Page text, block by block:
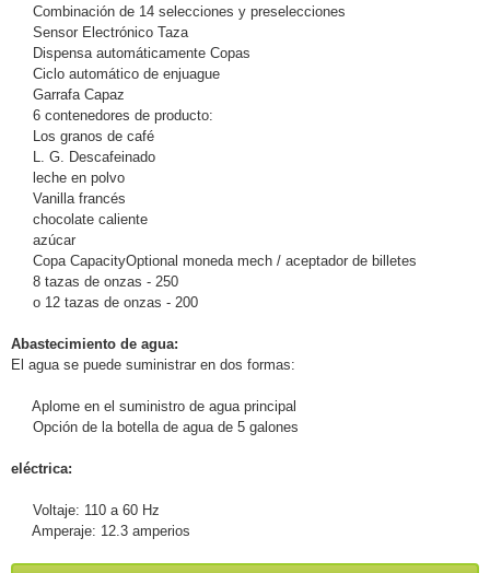
Combinación de 14 selecciones y preselecciones
Sensor Electrónico Taza
Dispensa automáticamente Copas
Ciclo automático de enjuague
Garrafa Capaz
6 contenedores de producto:
Los granos de café
L. G. Descafeinado
leche en polvo
Vanilla francés
chocolate caliente
azúcar
Copa CapacityOptional moneda mech / aceptador de billetes
8 tazas de onzas - 250
o 12 tazas de onzas - 200
Abastecimiento de agua:
El agua se puede suministrar en dos formas:
Aplome en el suministro de agua principal
Opción de la botella de agua de 5 galones
eléctrica:
Voltaje: 110 a 60 Hz
Amperaje: 12.3 amperios